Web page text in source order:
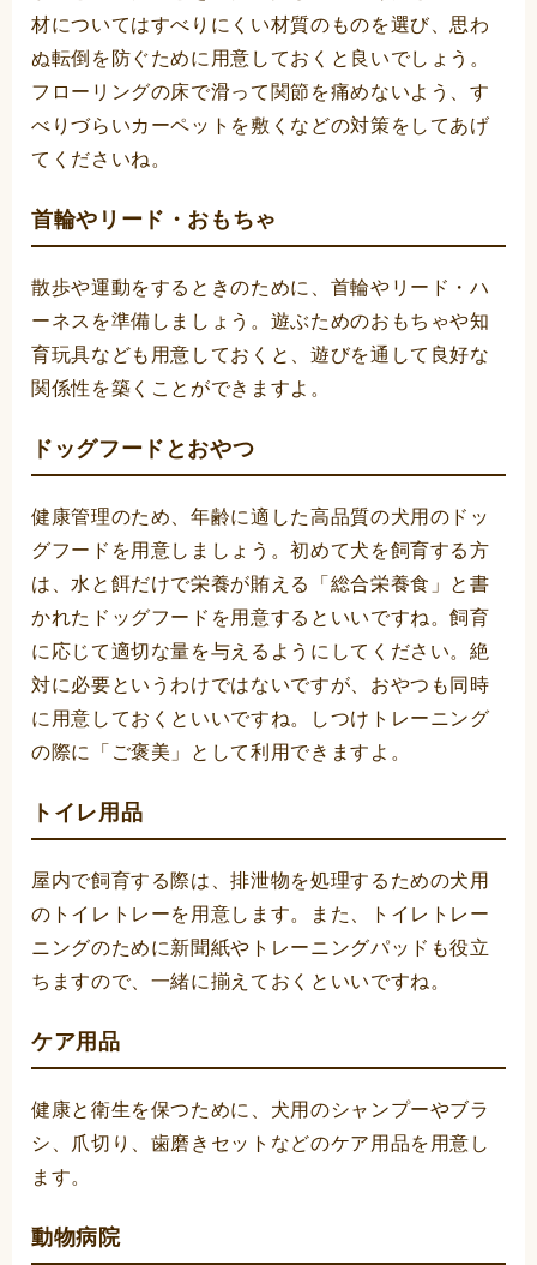
材についてはすべりにくい材質のものを選び、思わ
ぬ転倒を防ぐために用意しておくと良いでしょう。
フローリングの床で滑って関節を痛めないよう、す
べりづらいカーペットを敷くなどの対策をしてあげ
てくださいね。
首輪やリード・おもちゃ
散歩や運動をするときのために、首輪やリード・ハ
ーネスを準備しましょう。遊ぶためのおもちゃや知
育玩具なども用意しておくと、遊びを通して良好な
関係性を築くことができますよ。
ドッグフードとおやつ
健康管理のため、年齢に適した高品質の犬用のドッ
グフードを用意しましょう。初めて犬を飼育する方
は、水と餌だけで栄養が賄える「総合栄養食」と書
かれたドッグフードを用意するといいですね。飼育
に応じて適切な量を与えるようにしてください。絶
対に必要というわけではないですが、おやつも同時
に用意しておくといいですね。しつけトレーニング
の際に「ご褒美」として利用できますよ。
トイレ用品
屋内で飼育する際は、排泄物を処理するための犬用
のトイレトレーを用意します。また、トイレトレー
ニングのために新聞紙やトレーニングパッドも役立
ちますので、一緒に揃えておくといいですね。
ケア用品
健康と衛生を保つために、犬用のシャンプーやブラ
シ、爪切り、歯磨きセットなどのケア用品を用意し
ます。
動物病院